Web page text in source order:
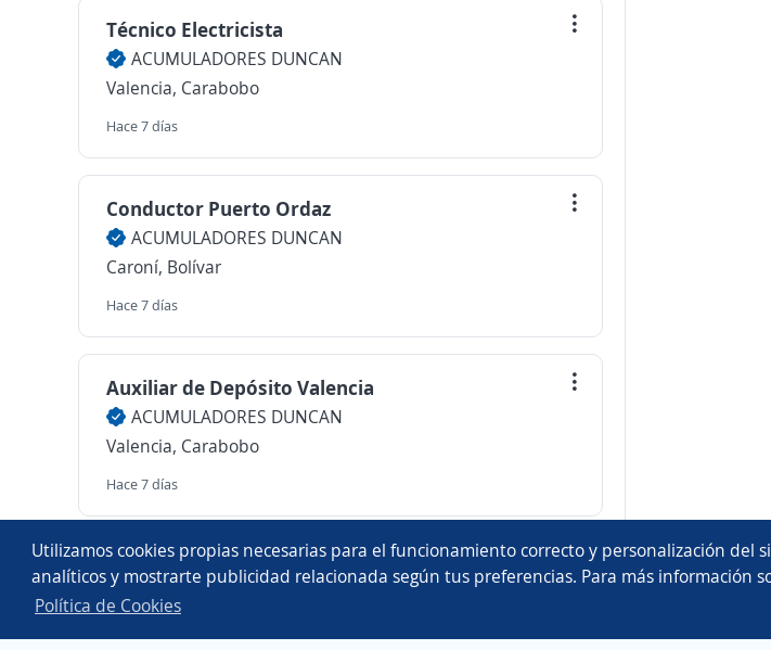
Utilizamos cookies propias necesarias para el funcionamiento correcto y personalización del
analíticos y mostrarte publicidad relacionada según tus preferencias. Para más información
Política de Cookies
Técnico Electricista
ACUMULADORES DUNCAN
Valencia, Carabobo
Hace 7 días
Conductor Puerto Ordaz
ACUMULADORES DUNCAN
Caroní, Bolívar
Hace 7 días
Auxiliar de Depósito Valencia
ACUMULADORES DUNCAN
Valencia, Carabobo
Hace 7 días
Copyright 2014 - 2026 DGNET LTD.
Aviso legal/privacidad